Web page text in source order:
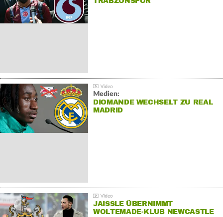
Medien:
DIOMANDE WECHSELT ZU REAL
MADRID
JAISSLE ÜBERNIMMT
WOLTEMADE-KLUB NEWCASTLE